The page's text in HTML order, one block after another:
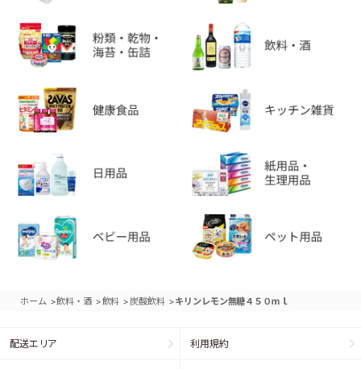
ホーム >飲料・酒 >飲料 > 炭酸飲料 >キリンレモン無糖４５０ｍｌ
配送エリア 利用規約